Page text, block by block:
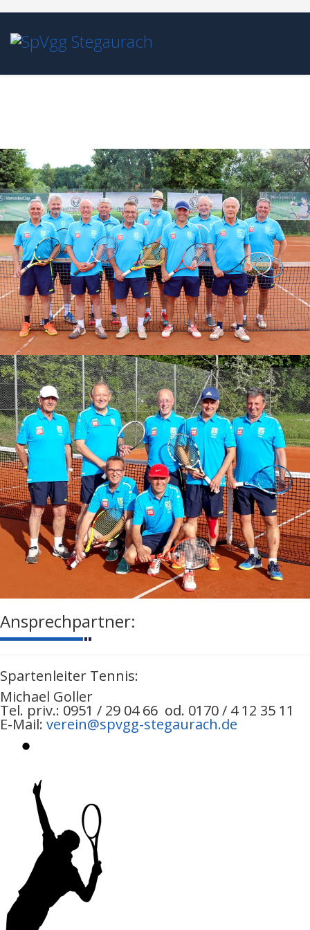
Ansprechpartner:
Spartenleiter Tennis:
Michael Goller
Tel. priv.: 0951 / 29 04 66 od. 0170 / 4 12 35 11
E-Mail: verein@spvgg-stegaurach.de